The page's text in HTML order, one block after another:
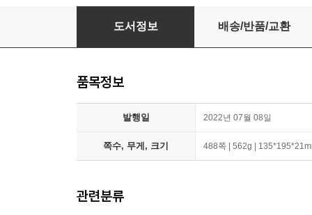
자기계발 수업
도서정보 배송/반품/교환
품목정보
발행일 2022년 07월 08일
쪽수, 무게, 크기 488쪽 | 562g |
관련분류